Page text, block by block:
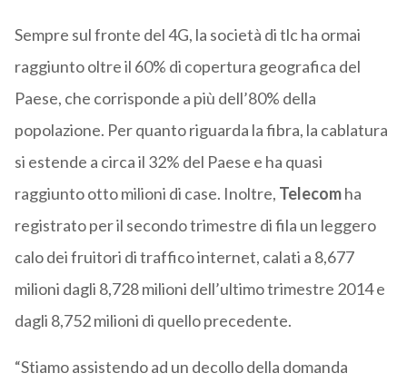
Sempre sul fronte del 4G, la società di tlc ha ormai
raggiunto oltre il 60% di copertura geografica del
Paese, che corrisponde a più dell’80% della
popolazione. Per quanto riguarda la fibra, la cablatura
si estende a circa il 32% del Paese e ha quasi
raggiunto otto milioni di case. Inoltre, Telecomha
registrato per il secondo trimestre di fila un leggero
calo dei fruitori di traffico internet, calati a 8,677
milioni dagli 8,728 milioni dell’ultimo trimestre 2014 e
dagli 8,752 milioni di quello precedente.
“Stiamo assistendo ad un decollo della domanda